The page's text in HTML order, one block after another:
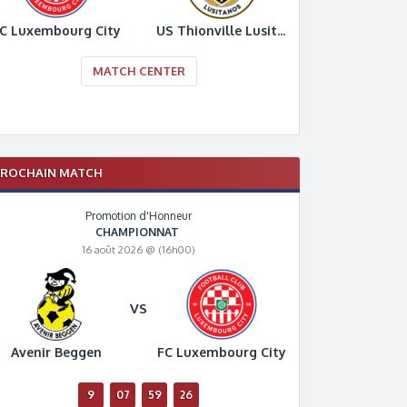
Luxembourg City US Thionville Lusitanos
MATCH CENTER
MATCH
Promotion d'Honneur
CHAMPIONNAT
16 août 2026 @ (16h00)
Avenir Beggen
VS
FC Luxembourg City
9 07 59 24